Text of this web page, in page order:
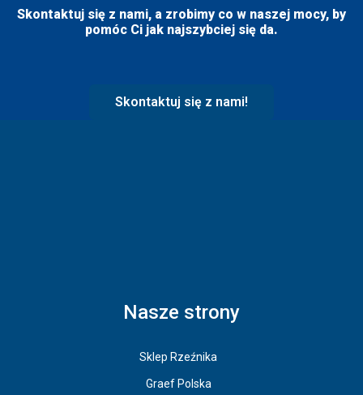
Skontaktuj się z nami, a zrobimy co w naszej mocy, by
pomóc Ci jak najszybciej się da.
Skontaktuj się z nami!
Nasze strony
Sklep Rzeźnika
Graef Polska